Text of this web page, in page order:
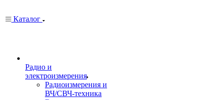
Каталог
Радио и
электроизмерения
Радиоизмерения и
ВЧ/СВЧ-техника